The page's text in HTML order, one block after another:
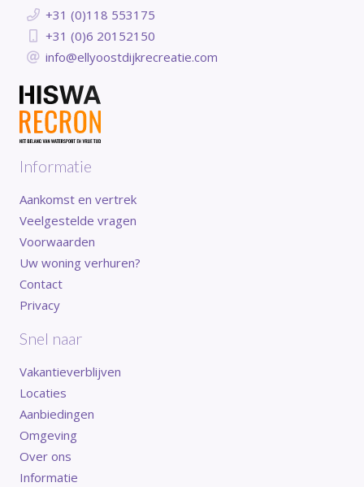
+31 (0)118 553175
+31 (0)6 20152150
info@ellyoostdijkrecreatie.com
Informatie
Aankomst en vertrek
Veelgestelde vragen
Voorwaarden
Uw woning verhuren?
Contact
Privacy
Snel naar
Vakantieverblijven
Locaties
Aanbiedingen
Omgeving
Over ons
Informatie